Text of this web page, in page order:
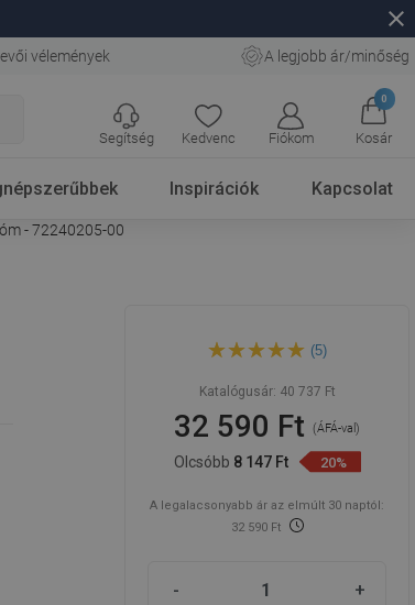
close
vélemények A legjobb ár/minőség
Kedvenc Fiókom
0
Kosár
Segítség
Inspirációk Kapcsolat
- 72240205-00
zuhanykészlet esőztetővel és
72240205-00
(5)
Katalógusár: 40 737 Ft
32 590 Ft(ÁFÁ-val)
Olcsóbb 8 147 Ft 20%
A legalacsonyabb ár az elmúlt 30 naptól:
32 590 Ft
- +